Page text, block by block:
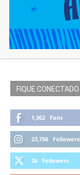
FIQUE CONECTADO
1,362 Fans
23,756 Followers
26 Followers